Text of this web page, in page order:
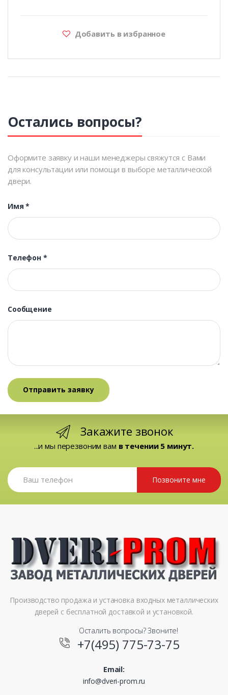
Добавить в избранное
Остались вопросы?
Оформите заявку и наши менеджеры свяжутся с Вами
для консультации или помощи в выборе металлической
двери.
Имя*
Телефон *
Сообщение
Закажите звонок
...и мы перезвоним вам в течении 5 минут.
Позвоните мне
Производство продажа и установка входных металлических
дверей с бесплатной доставкой и установкой.
Осталить вопросы? Звоните!
+7(495) 775-73-75
Email:
info@dveri-prom.ru